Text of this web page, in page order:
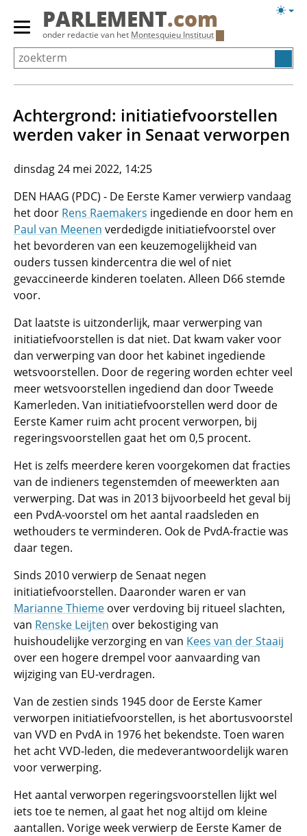
Overslaan
Primair
menu
tonen/verbergen
PARLEMENT.com
onder redactie van het Montesquieu Instituut
Achtergrond: initiatief­voorstellen
werden vaker in Senaat verworpen
dinsdag 24 mei 2022, 14:25
DEN HAAG (PDC) - De Eerste Kamer verwierp vandaag
het door Rens Raemakers ingediende en door hem en
Paul van Meenen verdedigde initiatiefvoorstel over
het bevorderen van een keuzemogelijkheid van
ouders tussen kindercentra die wel of niet
gevaccineerde kinderen toelaten. Alleen D66 stemde
voor.
Dat laatste is uitzonderlijk, maar verwerping van
initiatiefvoorstellen is dat niet. Dat kwam vaker voor
dan verwerping van door het kabinet ingediende
wetsvoorstellen. Door de regering worden echter veel
meer wetsvoorstellen ingediend dan door Tweede
Kamerleden. Van initiatiefvoorstellen werd door de
Eerste Kamer ruim acht procent verworpen, bij
regeringsvoorstellen gaat het om 0,5 procent.
Het is zelfs meerdere keren voorgekomen dat fracties
van de indieners tegenstemden of meewerkten aan
verwerping. Dat was in 2013 bijvoorbeeld het geval bij
een PvdA-voorstel om het aantal raadsleden en
wethouders te verminderen. Ook de PvdA-fractie was
daar tegen.
Sinds 2010 verwierp de Senaat negen
initiatiefvoorstellen. Daaronder waren er van
Marianne Thieme over verdoving bij ritueel slachten,
van Renske Leijten over bekostiging van
huishoudelijke verzorging en van Kees van der Staaij
over een hogere drempel voor aanvaarding van
wijziging van EU-verdragen.
Van de zestien sinds 1945 door de Eerste Kamer
verworpen initiatiefvoorstellen, is het abortusvoorstel
van VVD en PvdA in 1976 het bekendste. Toen waren
het acht VVD-leden, die medeverantwoordelijk waren
voor verwerping.
Het aantal verworpen regeringsvoorstellen lijkt wel
iets toe te nemen, al gaat het nog altijd om kleine
aantallen. Vorige week verwierp de Eerste Kamer de